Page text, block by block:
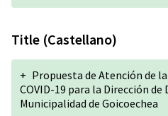
Title (Castellano)
+ Propuesta de Atención de
COVID-19 para la Dirección
Municipalidad de Goicoechea